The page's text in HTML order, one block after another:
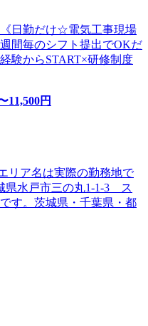
日勤だけ☆電気工事現場
間毎のシフト提出でOKだ
験からSTART×研修制度
11,500円
リア名は実際の勤務地で
県水戸市三の丸1-1-3 ス
す。茨城県・千葉県・都